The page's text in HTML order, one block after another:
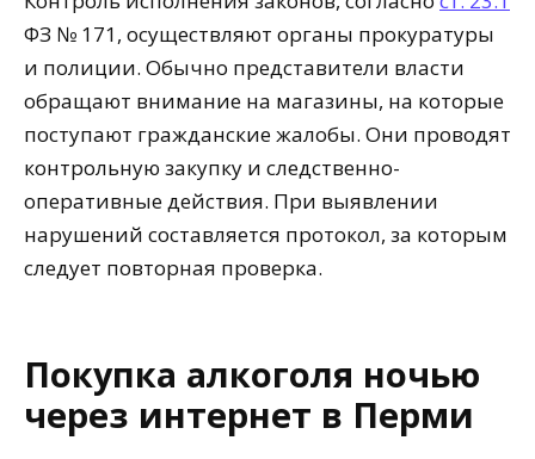
ФЗ № 171, осуществляют органы прокуратуры
и полиции. Обычно представители власти
обращают внимание на магазины, на которые
поступают гражданские жалобы. Они проводят
контрольную закупку и следственно-
оперативные действия. При выявлении
нарушений составляется протокол, за которым
следует повторная проверка.
Покупка алкоголя ночью
через интернет в Перми